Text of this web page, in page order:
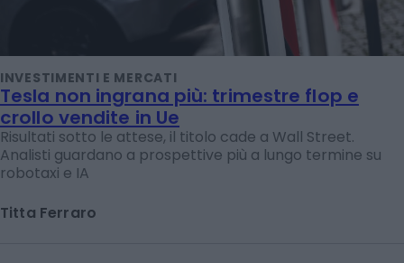
INVESTIMENTI E MERCATI
Tesla non ingrana più: trimestre flop e
crollo vendite in Ue
Risultati sotto le attese, il titolo cade a Wall Street.
Analisti guardano a prospettive più a lungo termine su
robotaxi e IA
Titta Ferraro